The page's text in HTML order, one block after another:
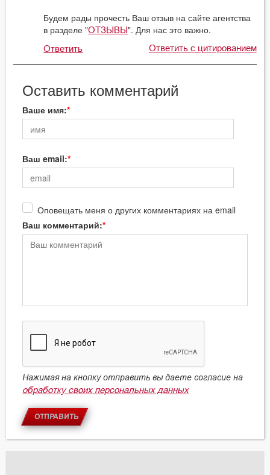
Будем рады прочесть Ваш отзыв на сайте агентства
в разделе "ОТЗЫВЫ". Для нас это важно.
Ответить Ответить с цитированием
Оставить комментарий
Ваше имя:
Ваш email:
Оповещать меня о других комментариях на email
Ваш комментарий:
Нажимая на кнопку отправить вы даете согласие на
обработку своих персональных данных
ОТПРАВИТЬ